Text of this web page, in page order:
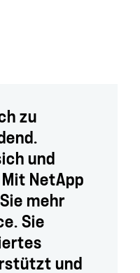
zu
und
NetApp
mehr
Sie
und